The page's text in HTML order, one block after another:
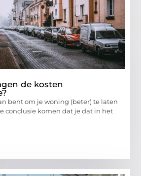
de kosten
bent om je woning (beter) te laten
conclusie komen dat je dat in het